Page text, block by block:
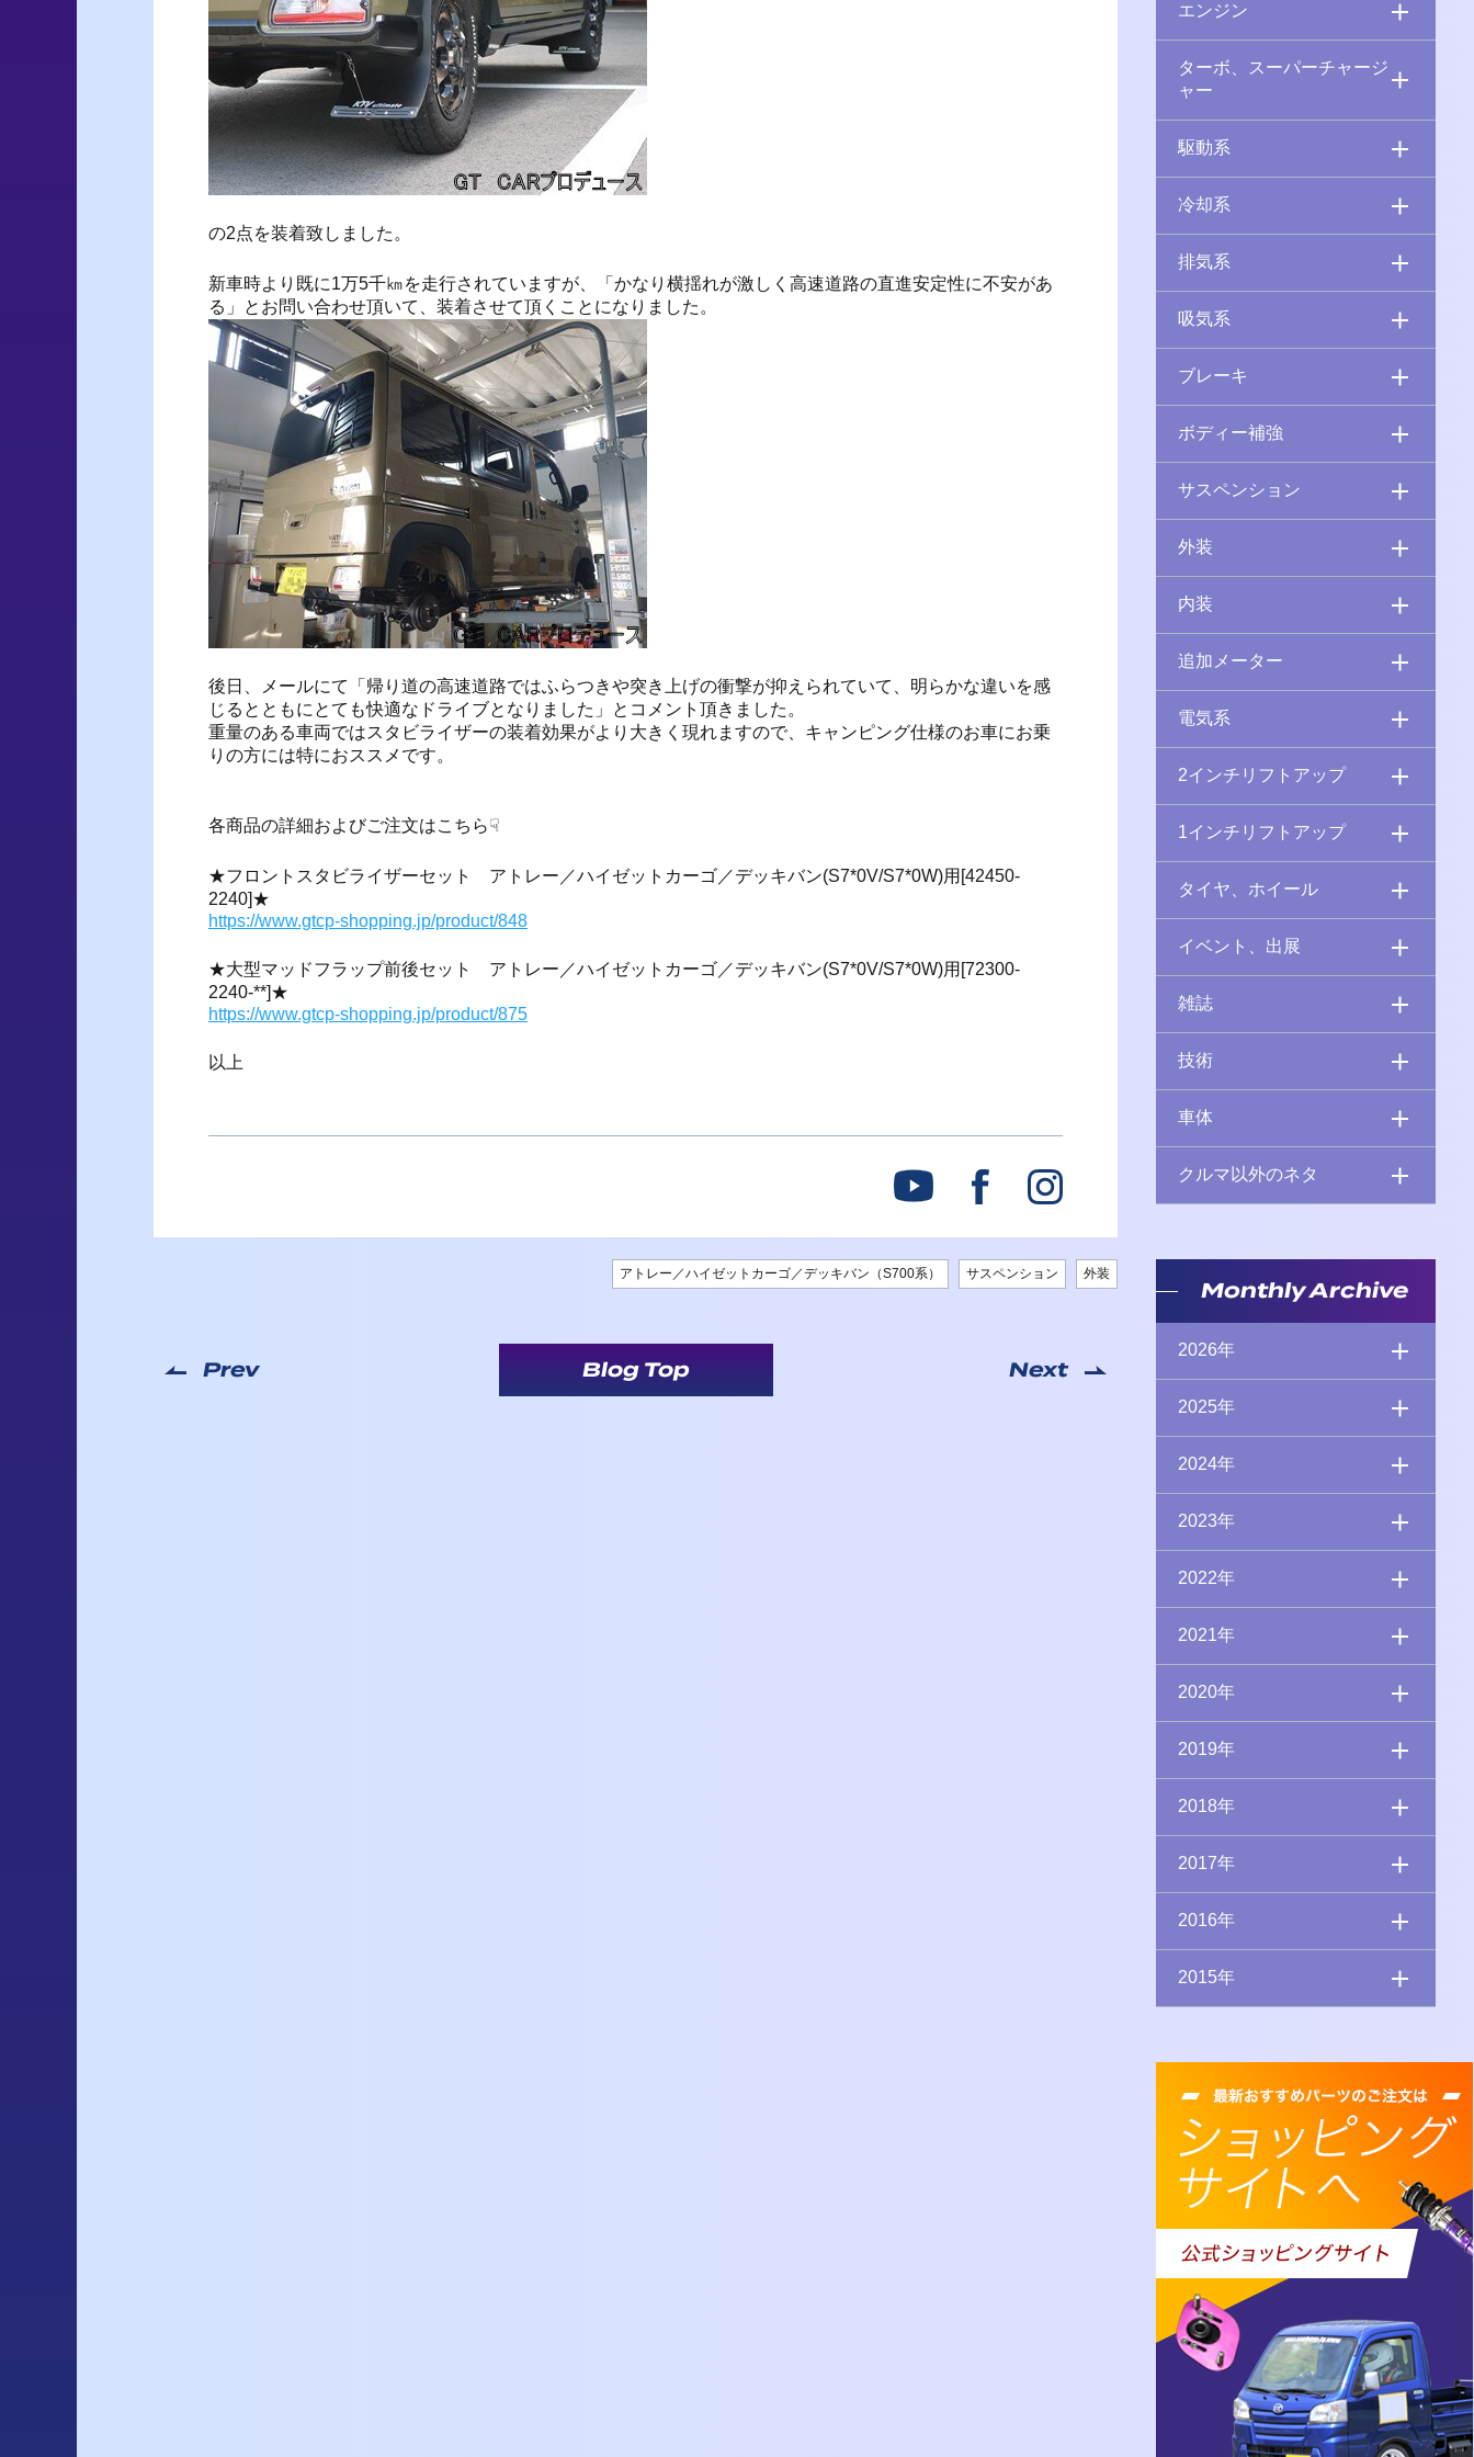
の2点を装着致しました。
新車時より既に1万5千㎞を走行されていますが、「かなり横揺れが激しく高速道路の直進安定性に不安があ
る」とお問い合わせ頂いて、装着させて頂くことになりました。
後日、メールにて「帰り道の高速道路ではふらつきや突き上げの衝撃が抑えられていて、明らかな違いを感
じるとともにとても快適なドライブとなりました」とコメント頂きました。
重量のある車両ではスタビライザーの装着効果がより大きく現れますので、キャンピング仕様のお車にお乗
りの方には特におススメです。
各商品の詳細およびご注文はこちら☟
★フロントスタビライザーセット アトレー／ハイゼットカーゴ／デッキバン(S7*0V/S7*0W)用[42450-
2240]★
https://www.gtcp-shopping.jp/product/848
★大型マッドフラップ前後セット アトレー／ハイゼットカーゴ／デッキバン(S7*0V/S7*0W)用[72300-
2240-**]★
https://www.gtcp-shopping.jp/product/875
以上
アトレー／ハイゼットカーゴ／デッキバン（S700系） サスペンション 外装
Prev Blog Top Next
エンジン
ターボ、スーパーチャージ
ャー
駆動系
冷却系
排気系
吸気系
ブレーキ
ボディー補強
サスペンション
外装
内装
追加メーター
電気系
2インチリフトアップ
1インチリフトアップ
タイヤ、ホイール
イベント、出展
雑誌
技術
車体
クルマ以外のネタ
Monthly Archive
2026年
2025年
2024年
2023年
2022年
2021年
2020年
2019年
2018年
2017年
2016年
2015年